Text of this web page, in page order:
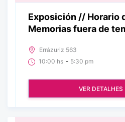
Exposición // Horario
Memorias fuera de
Errázuriz 563
10:00 hs - 5:30 pm
VER DETALHES